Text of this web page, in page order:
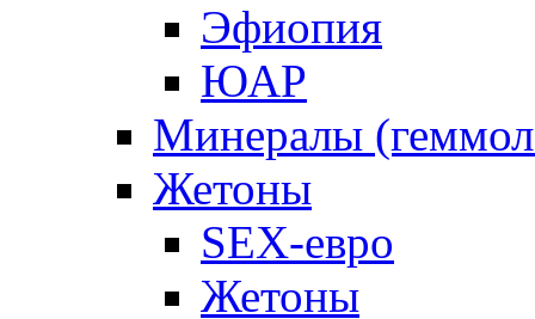
Эфиопия
ЮАР
Минералы
Жетоны
SEX-eвро
Жетоны